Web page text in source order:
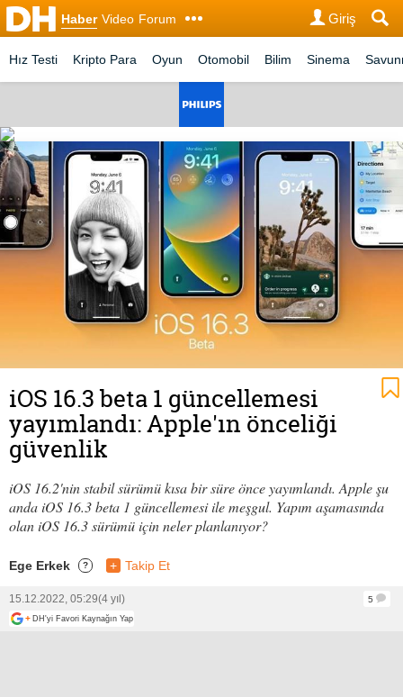
Haber Video Forum Giriş
Hız Testi Kripto Para Oyun Otomobil Bilim Sinema
iOS 16.3 beta 1 güncellemesi
yayımlandı: Apple'ın önceliği
güvenlik
iOS 16.2'nin stabil sürümü kısa bir süre önce yayımlandı. Apple şu
anda iOS 16.3 beta 1 güncellemesi ile meşgul. Yapım aşamasında
olan iOS 16.3 sürümü için neler planlanıyor?
Ege Erkek ? + Takip Et
15.12.2022, 05:29(4 yıl)
5
+ DH'yi Favori Kaynağın Yap